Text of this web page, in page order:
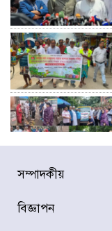
সম্পাদকীয়
বিজ্ঞাপন